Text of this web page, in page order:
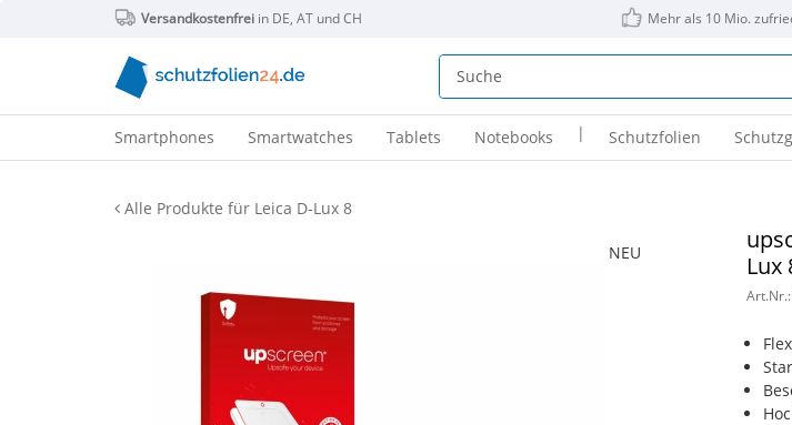
Versandkostenfreiin DE, AT und CH Mehr als 10 Mio.
Smartphones Smartwatches Tablets Notebooks | Schutzfolien
Alle Produkte für Leica D-Lux 8
NEU
Lux
Art.Nr.: